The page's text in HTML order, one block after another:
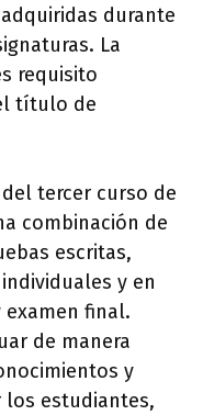
durante
La
requisito
título de
tercer curso de
combinación de
escritas,
y en
final.
de manera
y
los estudiantes,